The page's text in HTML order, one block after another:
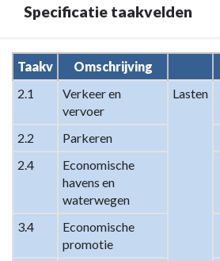
Specificatie taakvelden
Terug
naar
navigatie
Programma
Fysiek
openbare
ruimte
Taakv Omschrijving
2.1
Verkeer en
vervoer
Lasten
2.2 Parkeren
2.4
Economische
havens en
waterwegen
3.4
Economische
promotie